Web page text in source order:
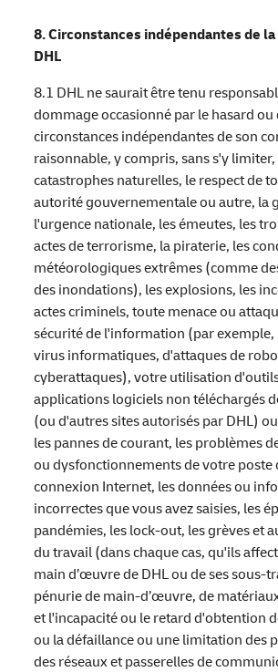
8. Circonstances indépendantes de
DHL
8.1 DHL ne saurait être tenu
dommage occasionné par le hasard ou
circonstances indépendantes de son
raisonnable, y compris, sans s'y limiter,
catastrophes naturelles, le respect de
autorité gouvernementale ou autre, la
l'urgence nationale, les émeutes, les
actes de terrorisme, la piraterie, les
météorologiques extrêmes (comme
des inondations), les explosions, les
actes criminels, toute menace ou
sécurité de l'information (par exemple,
virus informatiques, d'attaques de
cyberattaques), votre utilisation
applications logiciels non téléchargés
(ou d'autres sites autorisés par DHL)
les pannes de courant, les problèmes
ou dysfonctionnements de votre poste
connexion Internet, les données ou
incorrectes que vous avez saisies, les
pandémies, les lock-out, les grèves et
du travail (dans chaque cas, qu'ils
main d’œuvre de DHL ou de ses sous-
pénurie de main-d’œuvre, de
et l'incapacité ou le retard d'obtention
ou la défaillance ou une limitation des
des réseaux et passerelles de